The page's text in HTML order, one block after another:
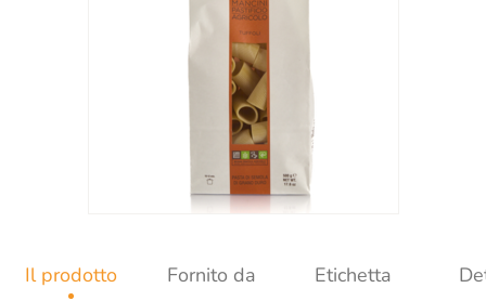
Il prodotto Fornito da Etichetta